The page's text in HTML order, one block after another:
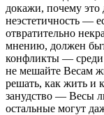
докажи, почему это
неэстетичность —
отвратительно
мнению, должен
конфликты — среди
не мешайте Весам
решать, как жить и
занудство — Весы
остальные могут